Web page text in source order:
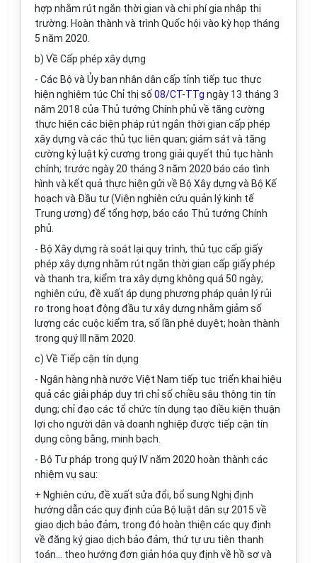
hợp nhằm rút ngắn thời gian và chi phí gia nhập thị
trường. Hoàn thành và trình Quốc hội vào kỳ họp tháng
5 năm 2020.
b) Về Cấp phép xây dựng
- Các Bộ và Ủy ban nhân dân cấp tỉnh tiếp tục thực
hiện nghiêm túc Chỉ thị số 08/CT-TTg ngày 13 tháng 3
năm 2018 của Thủ tướng Chính phủ về tăng cường
thực hiện các biện pháp rút ngắn thời gian cấp phép
xây dựng và các thủ tục liên quan; giám sát và tăng
cường kỷ luật kỷ cương trong giải quyết thủ tục hành
chính; trước ngày 20 tháng 3 năm 2020 báo cáo tình
hình và kết quả thực hiện gửi về Bộ Xây dựng và Bộ Kế
hoạch và Đầu tư (Viện nghiên cứu quản lý kinh tế
Trung ương) để tổng hợp, báo cáo Thủ tướng Chính
phủ.
- Bộ Xây dựng rà soát lại quy trình, thủ tục cấp giấy
phép xây dựng nhằm rút ngắn thời gian cấp giấy phép
và thanh tra, kiểm tra xây dựng không quá 50 ngày;
nghiên cứu, đề xuất áp dụng phương pháp quản lý rủi
ro trong hoạt động đầu tư xây dựng nhằm giảm số
lượng các cuộc kiểm tra, số lần phê duyệt; hoàn thành
trong quý III năm 2020.
c) Về Tiếp cận tín dụng
- Ngân hàng nhà nước Việt Nam tiếp tục triển khai hiệu
quả các giải pháp duy trì chỉ số chiều sâu thông tin tín
dụng; chỉ đạo các tổ chức tín dụng tạo điều kiện thuận
lợi cho người dân và doanh nghiệp được tiếp cận tín
dụng công bằng, minh bạch.
- Bộ Tư pháp trong quý IV năm 2020 hoàn thành các
nhiệm vụ sau:
+ Nghiên cứu, đề xuất sửa đổi, bổ sung Nghị định
hướng dẫn các quy định của Bộ luật dân sự 2015 về
giao dịch bảo đảm, trong đó hoàn thiện các quy định
về đăng ký giao dịch bảo đảm, thứ tự ưu tiên thanh
toán... theo hướng đơn giản hóa quy định về hồ sơ và